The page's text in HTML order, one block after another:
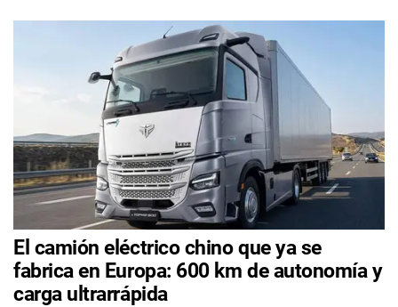
El camión eléctrico chino que ya se
fabrica en Europa: 600 km de autonomía y
carga ultrarrápida